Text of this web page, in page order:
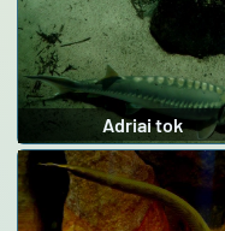
Adriai tok